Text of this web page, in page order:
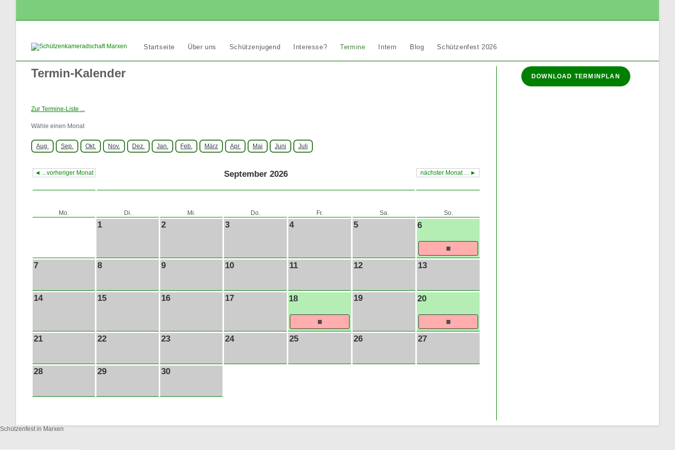
springen
Startseite Über uns Schützenjugend Interesse? Termine Intern Blog Schützenfest 2026
Termin-Kalender
Zur Termine-Liste ...
Wähle einen Monat
Aug. Sep. Okt. Nov. Dez. Jan. Feb. März Apr. Mai Juni Juli
◄ ...vorheriger Monat September 2026 nächster Monat ... ►
Mo. Di. Mi. Do. Fr. Sa. So.
1 2 3 4 5 6
7 8 9 10 11 12 13
14 15 16 17 18 19 20
21 22 23 24 25 26 27
28 29 30
DOWNLOAD TERMINPLAN
Schützenfest in Marxen